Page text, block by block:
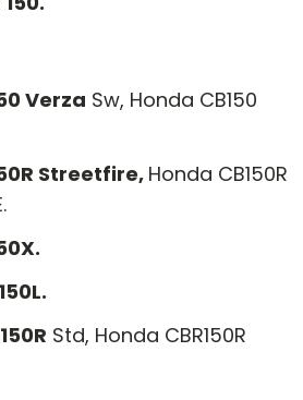
Verza Sw, Honda CB150
Streetfire, Honda CB150R
Std, Honda CBR150R